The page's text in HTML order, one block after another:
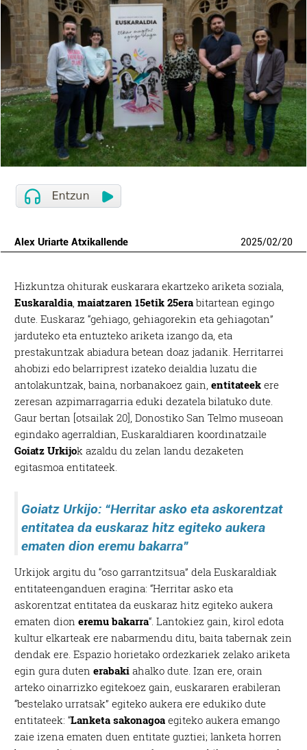
Alex Uriarte Atxikallende 2025/02/20
Hizkuntza ohiturak euskarara ekartzeko ariketa soziala,
Euskaraldia,maiatzaren 15etik 25era bitartean egingo
dute. Euskaraz “gehiago, gehiagorekin eta gehiagotan”
jarduteko eta entuzteko ariketa izango da, eta
prestakuntzak abiadura betean doaz jadanik. Herritarrei
ahobizi edo belarriprest izateko deialdia luzatu die
antolakuntzak, baina, norbanakoez gain,entitateek ere
zeresan azpimarragarria eduki dezatela bilatuko dute.
Gaur bertan [otsailak 20], Donostiko San Telmo museoan
egindako agerraldian, Euskaraldiaren koordinatzaile
Goiatz Urkijok azaldu du zelan landu dezaketen
egitasmoa entitateek.
Goiatz Urkijo: “Herritar asko eta askorentzat
entitatea da euskaraz hitz egiteko aukera
ematen dion eremu bakarra”
Urkijok argitu du “oso garrantzitsua” dela Euskaraldiak
entitateenganduen eragina: “Herritar asko eta
askorentzat entitatea da euskaraz hitz egiteko aukera
ematen dioneremu bakarra“. Lantokiez gain, kirol edota
kultur elkarteak ere nabarmendu ditu, baita tabernak zein
dendak ere. Espazio horietako ordezkariek zelako ariketa
egin gura dutenerabaki ahalko dute. Izan ere, orain
arteko oinarrizko egitekoez gain, euskararen erabileran
“bestelako urratsak” egiteko aukera ere edukiko dute
entitateek: “Lanketa sakonagoa egiteko aukera emango
zaie izena ematen duen entitate guztiei; lanketa horren